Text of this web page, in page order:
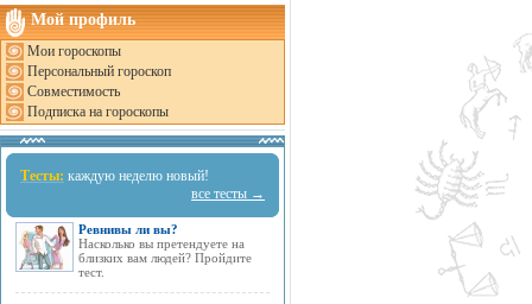
Мой профиль
Мои гороскопы
Персональный гороскоп
Совместимость
Подписка на гороскопы
Тесты: каждую неделю новый!
все тесты →
Ревнивы ли вы?
Насколько вы претендуете на
близких вам людей? Пройдите
тест.